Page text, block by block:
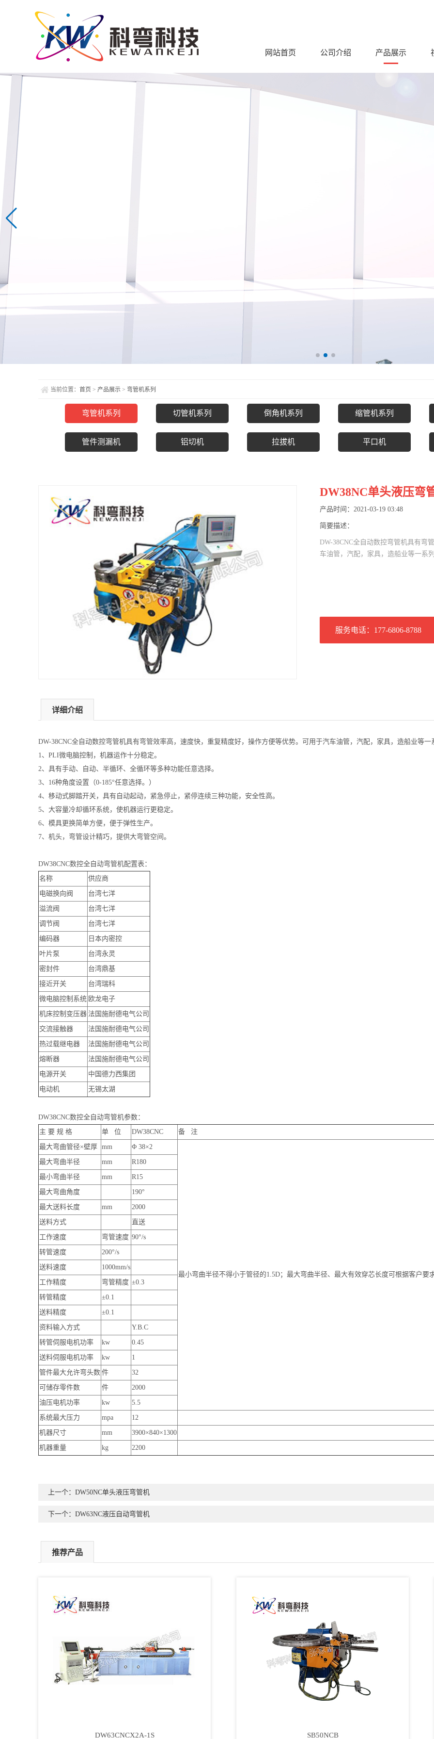
网站首页 公司介绍 产品展示
当前位置：首页 >产品展示 > 弯管机系列
弯管机系列 切管机系列 倒角机系列 缩管机系列
管件测漏机 铝切机 拉拔机 平口机
DW38NC单头液压弯
产品时间：2021-03-19 03:48
简要描述：
DW-38CNC全自动数控弯管机具有弯
车油管，汽配，家具，造船业等一系
服务电话：177-6806-8788
详细介绍
DW-38CNC全自动数控弯管机具有弯管效率高，速度快，重复精度好，操作方便等优势。可用于汽车油管，汽配，家具，造船业等一
1、PLI微电脑控制，机器运作十分稳定。
2、具有手动、自动、半循环、全循环等多种功能任意选择。
3、16种角度设置（0-185°任意选择。）
4、移动式脚踏开关，具有自动起动，紧急停止，紧停连续三种功能，安全性高。
5、大容量冷却循环系统，使机器运行更稳定。
6、模具更换简单方便，便于弹性生产。
7、机头，弯管设计精巧，提供大弯管空间。
DW38CNC数控全自动弯管机配置表：
名称
供应商
电磁换向阀 台湾七洋
溢流阀 台湾七洋
调节阀 台湾七洋
编码器 日本内密控
叶片泵 台湾永灵
密封件 台湾鼎基
接近开关 台湾瑞科
微电脑控制系统 欧龙电子
机床控制变压器 法国施耐德电气公司
交流接触器 法国施耐德电气公司
热过载继电器 法国施耐德电气公司
熔断器 法国施耐德电气公司
电源开关 中国德力西集团
电动机 无锡太湖
DW38CNC数控全自动弯管机参数：
主 要 规 格
单 位 DW38CNC 备 注
最大弯曲管径×壁厚 mm Φ 38×2
最小弯曲半径不得小于管径的1.5D；最大弯曲半径、最大有效穿芯长度可根据客户要
最大弯曲半径 mm R180
最小弯曲半径 mm R15
最大弯曲角度 190°
最大送料长度 mm 2000
送料方式 直送
工作速度 弯管速度 90°/s
转管速度 200°/s
送料速度 1000mm/s
工作精度 弯管精度 ±0.3
转管精度 ±0.1
送料精度 ±0.1
资料输入方式 Y.B.C
转管伺服电机功率 kw 0.45
送料伺服电机功率 kw 1
管件最大允许弯头数 件 32
可储存零件数 件 2000
油压电机功率 kw 5.5
系统最大压力 mpa 12
机器尺寸 mm 3900×840×1300
机器重量 kg 2200
上一个：DW50NC单头液压弯管机
下一个：DW63NC液压自动弯管机
推荐产品
DW63CNCX2A-1S SB50NCB